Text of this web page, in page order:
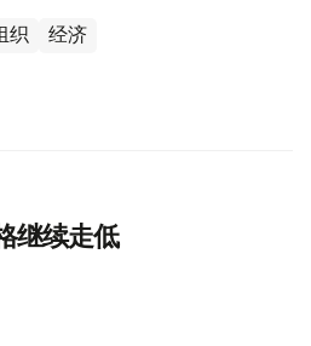
织 经济
继续走低